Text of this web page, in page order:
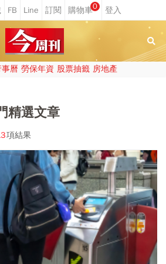
0
曆 勞保年資 股票抽籤 房地產
精選文章
項結果